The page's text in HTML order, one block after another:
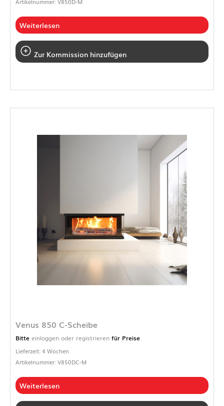
Artikelnummer: V850D-M
Weiterlesen
Zur Kommission hinzufügen
Venus 850 C-Scheibe
Bitte einloggen oder registrieren für Preise
Lieferzeit: 4 Wochen
Artikelnummer: V850DC-M
Weiterlesen